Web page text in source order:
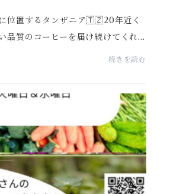
位置するタンザニア🇹🇿20年近く
品質のコーヒーを届け続けてくれ
続きを読む